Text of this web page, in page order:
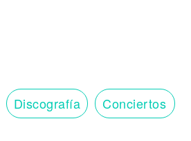
Discografía Conciertos